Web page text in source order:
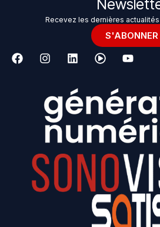
Recevez les dernières
S'ABONNER